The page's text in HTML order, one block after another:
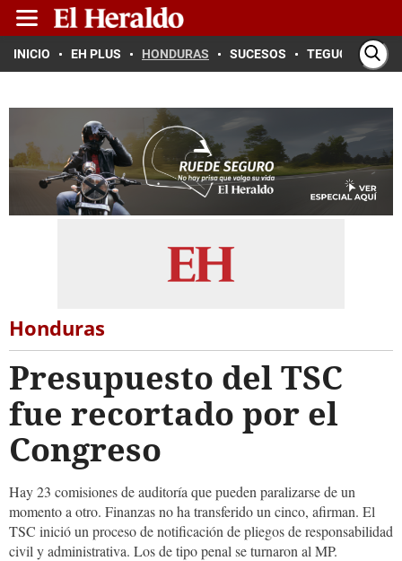
INICIO EH PLUS HONDURAS SUCESOS TEGUCIGALPA
Honduras
Presupuesto del TSC
fue recortado por el
Congreso
Hay 23 comisiones de auditoría que pueden paralizarse de un
momento a otro. Finanzas no ha transferido un cinco, afirman. El
TSC inició un proceso de notificación de pliegos de responsabilidad
civil y administrativa. Los de tipo penal se turnaron al MP.